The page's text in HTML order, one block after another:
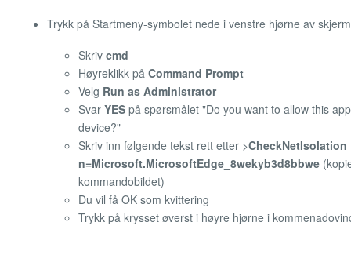
Trykk på Startmeny-symbolet nede i venstre hjørne av
Skriv cmd
Høyreklikk på Command Prompt
Velg Run as Administrator
Svar YES på spørsmålet "Do you want to allow this
device?"
Skriv inn følgende tekst rett etter >
n=Microsoft.MicrosoftEdge_8wekyb3d8bbwe
kommandobildet)
Du vil få OK som kvittering
Trykk på krysset øverst i høyre hjørne i